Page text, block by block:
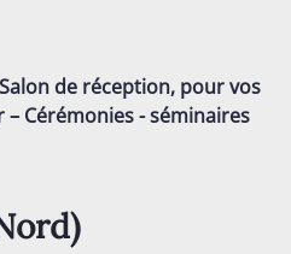
de réception, pour vos
– Cérémonies - séminaires
)